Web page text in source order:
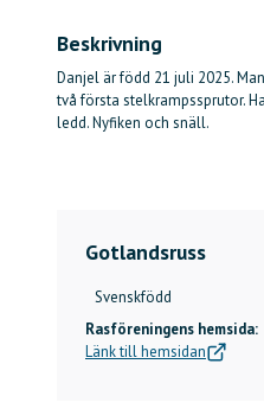
Beskrivning
Danjel är född 21 juli 2025.
två första stelkrampssprutor.
ledd. Nyfiken och snäll.
Gotlandsruss
Svenskfödd
Rasföreningens hemsida:
Länk till hemsidan